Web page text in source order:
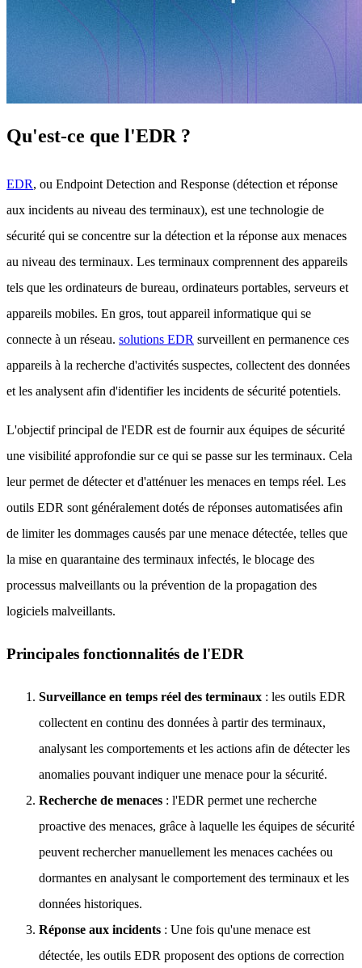
Qu'est-ce que l'EDR ?
EDR, ou Endpoint Detection and Response (détection et réponse
aux incidents au niveau des terminaux), est une technologie de
sécurité qui se concentre sur la détection et la réponse aux menaces
au niveau des terminaux. Les terminaux comprennent des appareils
tels que les ordinateurs de bureau, ordinateurs portables, serveurs et
appareils mobiles. En gros, tout appareil informatique qui se
connecte à un réseau. solutions EDR surveillent en permanence ces
appareils à la recherche d'activités suspectes, collectent des données
et les analysent afin d'identifier les incidents de sécurité potentiels.
L'objectif principal de l'EDR est de fournir aux équipes de sécurité
une visibilité approfondie sur ce qui se passe sur les terminaux. Cela
leur permet de détecter et d'atténuer les menaces en temps réel. Les
outils EDR sont généralement dotés de réponses automatisées afin
de limiter les dommages causés par une menace détectée, telles que
la mise en quarantaine des terminaux infectés, le blocage des
processus malveillants ou la prévention de la propagation des
logiciels malveillants.
Principales fonctionnalités de l'EDR
Surveillance en temps réel des terminaux : les outils EDR
collectent en continu des données à partir des terminaux,
analysant les comportements et les actions afin de détecter les
anomalies pouvant indiquer une menace pour la sécurité.
Recherche de menaces : l'EDR permet une recherche
proactive des menaces, grâce à laquelle les équipes de sécurité
peuvent rechercher manuellement les menaces cachées ou
dormantes en analysant le comportement des terminaux et les
données historiques.
Réponse aux incidents : Une fois qu'une menace est
détectée, les outils EDR proposent des options de correction